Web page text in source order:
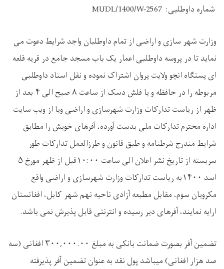
شماره داوطلبی: MUDL/1400/W-2567
وزارت شهر سازی و اراضی از تمام داوطلبان واجد شرایط دعوت می
نماید تا در پروسه داوطلبی اعمار یک باب مسجد جامع در قریه قلعه
ای پستگاه انچو ولایت پروان اشتراک نموده و نقل اسناد داوطلبی
مربوطه را در حافظه و یا فلش دسک از ساعت ۸ صبح الی ۴ بعد از
ظهر از ریاست تدارکات وزارت شهرسازی و اراضی ویا از ویب سایت
اداره محترم تدارکات ملی بدست آورده، آفرهای خویش را مطابق
شرایط مندرج شرطنامه و طبق قانون و طرزالعمل تدارکات طور
سربسته از تاریخ نشر اعلان الی ساعت ۱۰:۰۰قبل از ظهر مورخ ۵
اسد ۱۴۰۰به ریاست تدارکات وزارت شهرسازی و اراضی واقع
مکرویان سوم، مقابل مطبعه آزادی ناحیه نهم شهر کابل، افغانستان
ارایه نمایند، آفرهای دیر رسیده و انترنتی قابل پذیرش نمی باشد.
تضمین آفر بصورت ضمانت بانکی به مبلغ ۳۰۰,۰۰۰.۰۰ افغانی (سه
صد هزار افغانی) میباشد پول نقد به عنوان تضمین آفر پذیرفته